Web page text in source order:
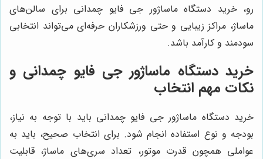
رو، خرید دستگاه ماساژور جی فایو چمدانی برای سالن‌های
ماساژ، مراکز زیبایی و حتی ورزشکاران حرفه‌ای می‌تواند انتخابی
سودمند و کارآمد باشد.
خرید دستگاه ماساژور جی فایو چمدانی و
نکات مهم انتخاب
خرید دستگاه ماساژور جی فایو چمدانی باید با توجه به نیاز،
بودجه و نوع استفاده انجام شود. برای انتخاب صحیح، باید به
عواملی همچون قدرت موتور، تعداد سری‌های ماساژ، قابلیت